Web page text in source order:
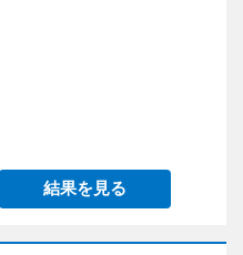
結果を見る